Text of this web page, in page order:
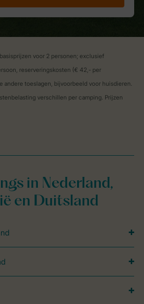
voor 2 personen; exclusief
reserveringskosten (€ 42,- per
andere toeslagen, bijvoorbeeld voor huisdieren.
verschillen per camping. Prijzen
in Nederland,
en Duitsland